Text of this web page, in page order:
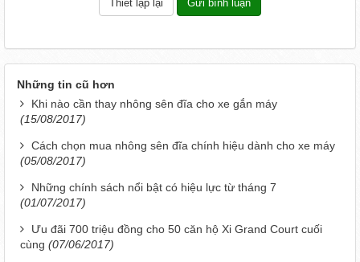
Những tin cũ hơn
Khi nào cần thay nhông sên đĩa cho xe gắn máy
(15/08/2017)
Cách chọn mua nhông sên đĩa chính hiệu dành cho xe máy
(05/08/2017)
Những chính sách nổi bật có hiệu lực từ tháng 7
(01/07/2017)
Ưu đãi 700 triệu đồng cho 50 căn hộ Xi Grand Court cuối
cùng (07/06/2017)